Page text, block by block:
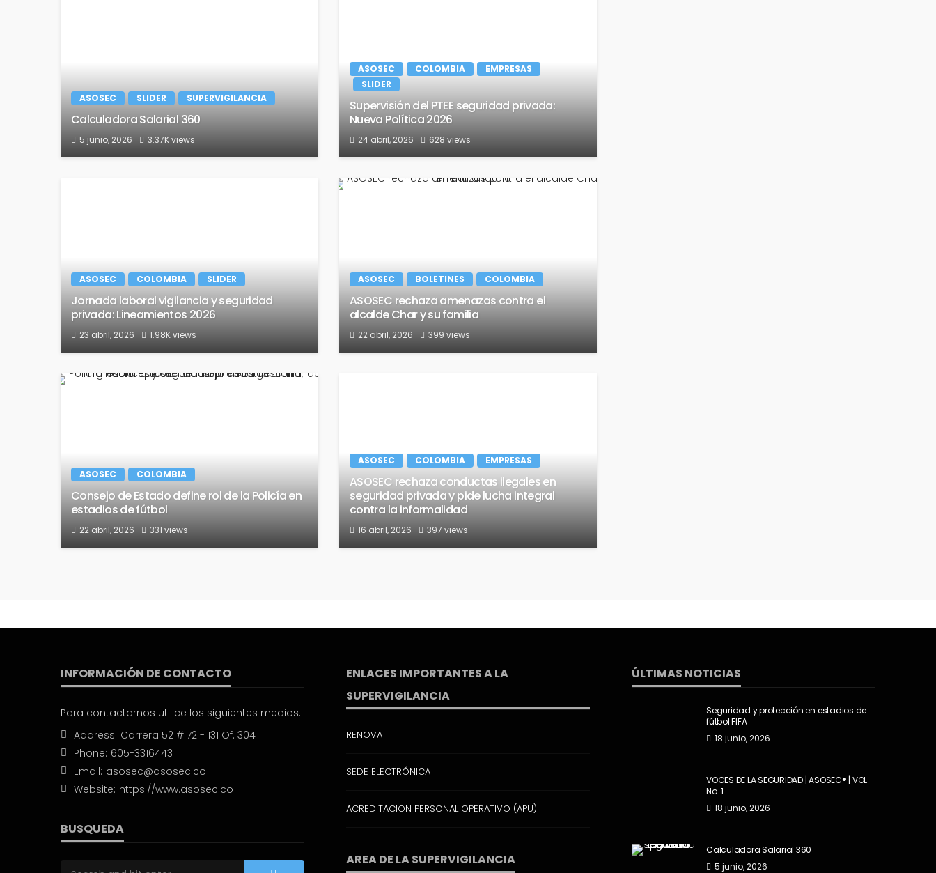
ASOSEC SLIDER SUPERVIGILANCIA
Calculadora Salarial 360
5 junio, 2026 3.37K views
ASOSEC COLOMBIA
EMPRESAS
SLIDER
Supervisión del PTEE seguridad privada:
Nueva Política 2026
24 abril, 2026 628 views
ASOSEC COLOMBIA SLIDER
Jornada laboral vigilancia y seguridad
privada: Lineamientos 2026
23 abril, 2026 1.98K views
ASOSEC BOLETINES COLOMBIA
ASOSEC rechaza amenazas contra el
alcalde Char y su familia
22 abril, 2026 399 views
ASOSEC COLOMBIA
Consejo de Estado define rol de la Policía en
estadios de fútbol
22 abril, 2026 331 views
ASOSEC COLOMBIA EMPRESAS
ASOSEC rechaza conductas ilegales en
seguridad privada y pide lucha integral
contra la informalidad
16 abril, 2026 397 views
INFORMACIÓN DE CONTACTO
Para contactarnos utilice los siguientes medios:
Address: Carrera 52 # 72 - 131 Of. 304
Phone: 605-3316443
Email: asosec@asosec.co
Website: https://www.asosec.co
BUSQUEDA
ENLACES IMPORTANTES A LA
SUPERVIGILANCIA
RENOVA
SEDE ELECTRÓNICA
ACREDITACION PERSONAL OPERATIVO (APU)
AREA DE LA SUPERVIGILANCIA
ÚLTIMAS NOTICIAS
Seguridad y protección en estadios de
fútbol FIFA
18 junio, 2026
VOCES DE LA SEGURIDAD | ASOSEC® | VOL.
No. 1
18 junio, 2026
Calculadora Salarial 360
5 junio, 2026